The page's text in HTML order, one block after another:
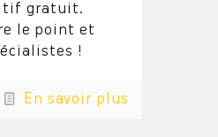
gratuit.
le point et
!
En savoir plus